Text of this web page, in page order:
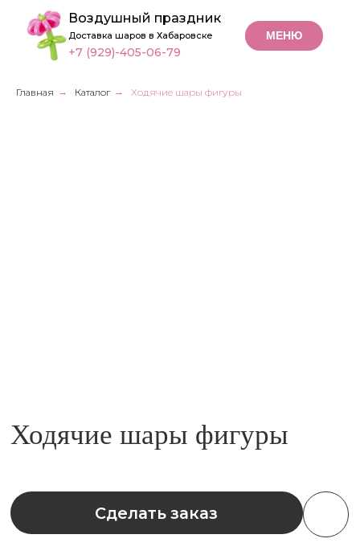
МЕНЮ
Воздушный праздник
Доставка шаров в Хабаровске
+7 (929)-405-06-79
Главная → Каталог → Ходячие шары фигуры